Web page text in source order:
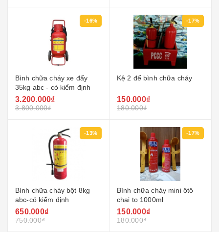
-16%
Bình chữa cháy xe đẩy
35kg abc - có kiểm định
3.200.000₫
3.800.000₫
-17%
Kệ 2 để bình chữa cháy
150.000₫
180.000₫
-13%
Bình chữa cháy bột 8kg
abc-có kiểm định
650.000₫
750.000₫
-17%
Bình chữa cháy mini ôtô
chai to 1000ml
150.000₫
180.000₫